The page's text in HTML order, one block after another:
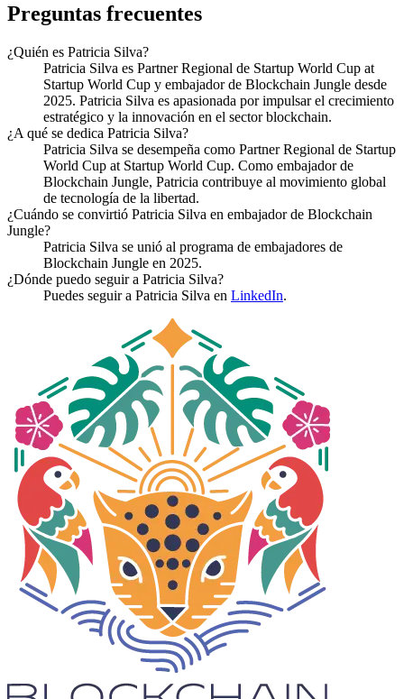
Preguntas frecuentes
¿Quién es Patricia Silva?
Patricia Silva es Partner Regional de Startup World Cup at
Startup World Cup y embajador de Blockchain Jungle desde
2025. Patricia Silva es apasionada por impulsar el crecimiento
estratégico y la innovación en el sector blockchain.
¿A qué se dedica Patricia Silva?
Patricia Silva se desempeña como Partner Regional de Startup
World Cup at Startup World Cup. Como embajador de
Blockchain Jungle, Patricia contribuye al movimiento global
de tecnología de la libertad.
¿Cuándo se convirtió Patricia Silva en embajador de Blockchain
Jungle?
Patricia Silva se unió al programa de embajadores de
Blockchain Jungle en 2025.
¿Dónde puedo seguir a Patricia Silva?
Puedes seguir a Patricia Silva en LinkedIn.